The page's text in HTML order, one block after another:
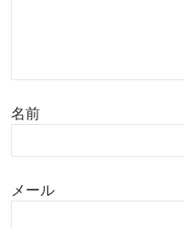
名前
メール